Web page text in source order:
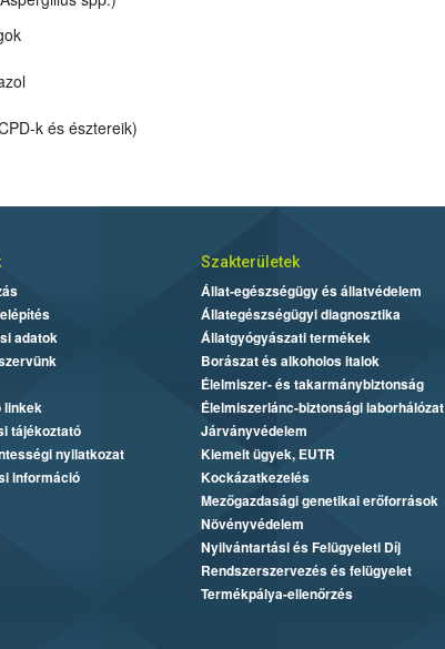
k és észtereik)
adatok
linkek
tájékoztató
nyilatkozat
információ
Szakterületek
Állat-egészségügy és állatvédelem
Állategészségügyi diagnosztika
Állatgyógyászati termékek
Borászat és alkoholos italok
Élelmiszer- és takarmánybiztonság
Élelmiszerlánc-biztonsági laborhálózat
Járványvédelem
Kiemelt ügyek, EUTR
Kockázatkezelés
Mezőgazdasági genetikai erőforrások
Növényvédelem
Nyilvántartási és Felügyeleti Díj
Rendszerszervezés és felügyelet
Termékpálya-ellenőrzés